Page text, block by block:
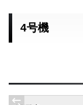
4号機